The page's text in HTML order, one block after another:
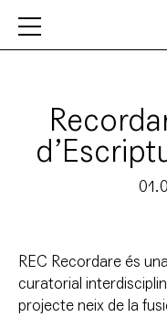
REC Recordareés
curatorial
projecte neix de la